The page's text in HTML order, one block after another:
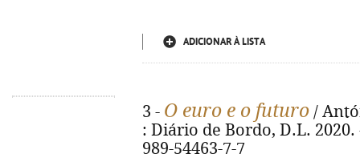
ADICIONAR À LISTA
3 - O euro e o futuro /
: Diário de Bordo, D.L. 2020.
989-54463-7-7